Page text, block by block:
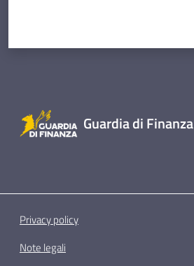
Guardia di Finanza
Privacy policy
Note legali